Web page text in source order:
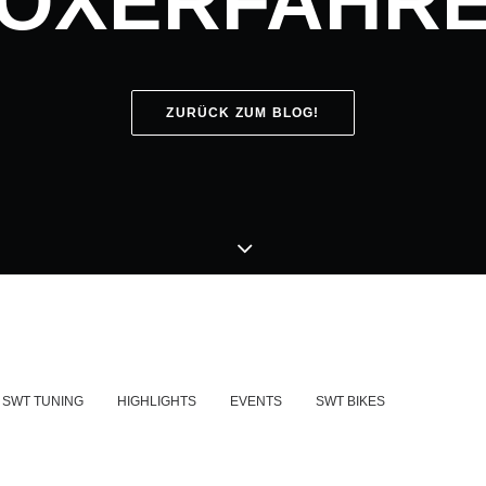
ZURÜCK ZUM BLOG!
SWT TUNING HIGHLIGHTS EVENTS SWT BIKES